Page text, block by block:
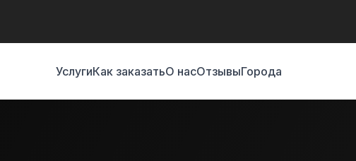
УслугиКак заказатьО насОтзывыГорода